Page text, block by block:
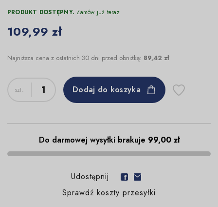
PRODUKT DOSTĘPNY. Zamów już teraz
109,99 zł
Najniższa cena z ostatnich 30 dni przed obniżką: 89,42 zł
Dodaj do koszyka
Do darmowej wysyłki brakuje 99,00 zł
Udostępnij
Sprawdź koszty przesyłki